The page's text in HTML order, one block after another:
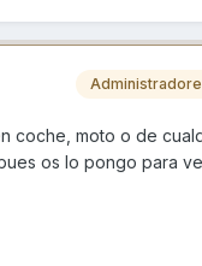
coche, moto o de
os lo pongo para